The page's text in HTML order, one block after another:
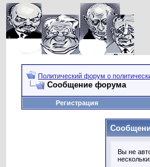
Политический форум о
Сообщение форума
Регистрация
Вы не